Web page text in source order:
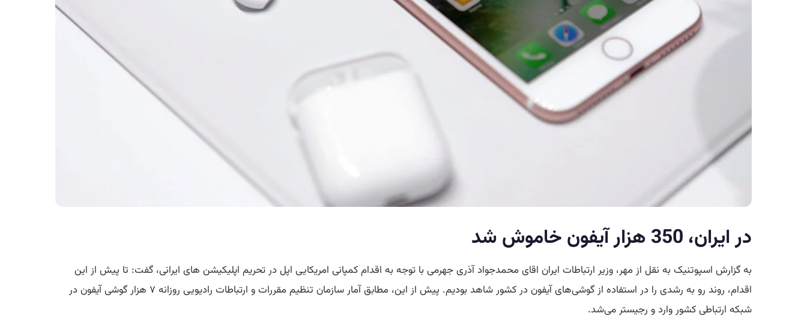
در ایران، 350 هزار آیفون خاموش شد
به گزارش اسپوتنیک به نقل از مهر، وزیر ارتباطات ایران اقای محمدجواد آذری جهرمی با توجه به اقدام کمپانی امریکایی اپل در تحریم اپلیکیشن های ایرانی، گفت: تا پیش از این
اقدام، روند رو به رشدی را در استفاده از گوشی‌های آیفون در کشور شاهد بودیم. پیش از این، مطابق آمار سازمان تنظیم مقررات و ارتباطات رادیویی روزانه ۷ هزار گوشی آیفون در
شبکه ارتباطی کشور وارد و رجیستر می‌شد.